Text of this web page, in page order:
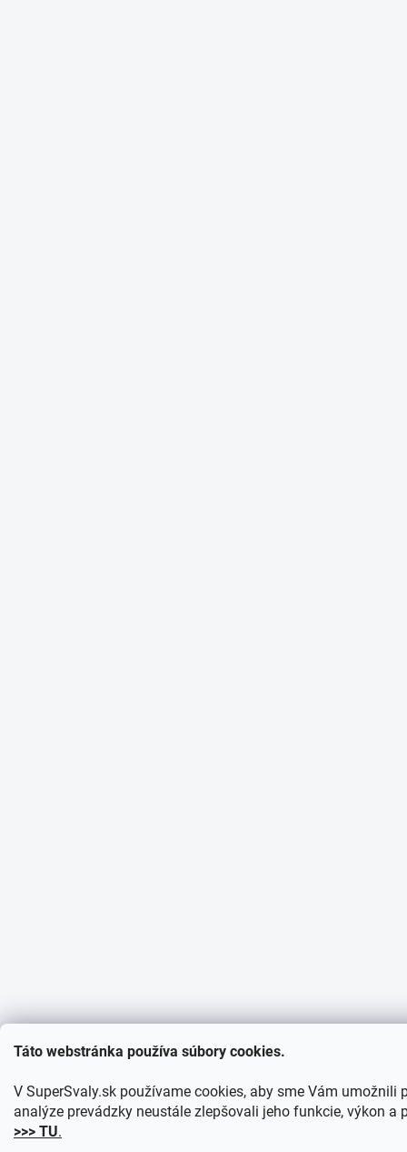
Táto webstránka používa súbory cookies.
V SuperSvaly.sk používame cookies, aby sme Vám umožnili
analýze prevádzky neustále zlepšovali jeho funkcie, výkon
>>> TU.